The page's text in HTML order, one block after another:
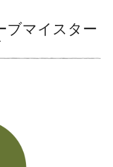
ブマイスター